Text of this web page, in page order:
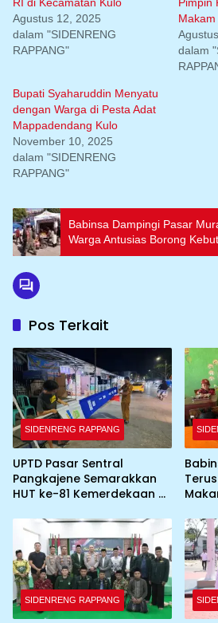
Agustus 12, 2025
dalam "SIDENRENG
RAPPANG"
dalam
Bupati Syaharuddin Menyatu
dengan Warga di Pesta Adat
Mappadendang Kulo
November 10, 2025
dalam "SIDENRENG
RAPPANG"
Babinsa Dampingi Pasar
Warga Antusias Borong
Pos Terkait
SIDENRENG RAPPANG
UPTD Pasar Sentral
Pangkajene Semarakkan
HUT ke-81 Kemerdekaan RI
Umbul-Umbul dan
Dekorasi Merah Putih
SIDENRENG RAPPANG